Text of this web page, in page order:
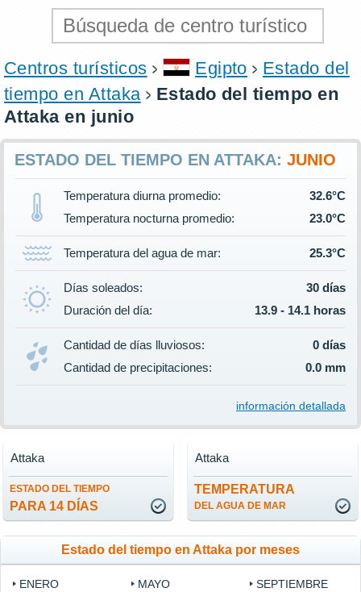
Centros turísticos Egipto
Estado del
tiempo en Attaka
Estado del tiempo en
Attaka en junio
ESTADO DEL TIEMPO EN ATTAKA: JUNIO
Temperatura diurna promedio:
32.6°C
Temperatura nocturna promedio:
23.0°C
Temperatura del agua de mar: 25.3°C
Días soleados:
30 días
Duración del día:
13.9 - 14.1 horas
Cantidad de días lluviosos:
0 días
Cantidad de precipitaciones:
0.0 mm
información detallada
ESTADO DEL TIEMPO
PARA 14 DÍAS
Attaka
TEMPERATURA
DEL AGUA DE MAR
Attaka
Estado del tiempo en Attaka por meses
ENERO
MAYO
SEPTIEMBRE